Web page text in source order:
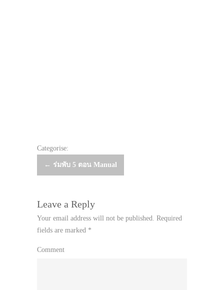
Categorise:
Post
← ร่มพับ 5 ตอน Manual
Leave a Reply
Your email address will not be published. Required
fields are marked *
Comment